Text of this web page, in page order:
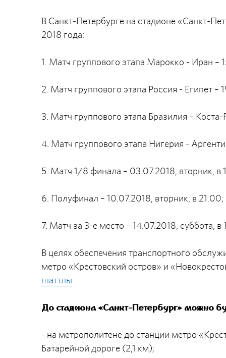
В Санкт-Петербурге на стадионе «Санкт-
2018 года:
1. Матч группового этапа Марокко - Иран –
2. Матч группового этапа Россия - Египет –
3. Матч группового этапа Бразилия –
4. Матч группового этапа Нигерия -
5. Матч 1/8 финала – 03.07.2018, вторник, в
6. Полуфинал – 10.07.2018, вторник, в 21.00;
7. Матч за 3-е место – 14.07.2018, суббота, в
В целях обеспечения транспортного
метро «Крестовский остров» и
шаттлы.
До стадиона «Санкт-Петербург» можно
- на метрополитене до станции метро
Батарейной дороге (2,1 км);